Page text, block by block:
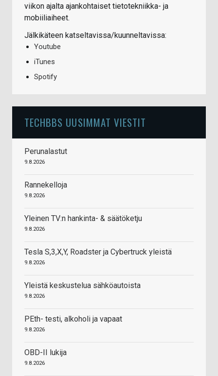
viikon ajalta ajankohtaiset tietotekniikka- ja
mobiiliaiheet.
Jälkikäteen katseltavissa/kuunneltavissa:
Youtube
iTunes
Spotify
TECHBBS UUSIMMAT VIESTIT
Perunalastut
9.8.2026
Rannekelloja
9.8.2026
Yleinen TV:n hankinta- & säätöketju
9.8.2026
Tesla S,3,X,Y, Roadster ja Cybertruck yleistä
9.8.2026
Yleistä keskustelua sähköautoista
9.8.2026
PEth- testi, alkoholi ja vapaat
9.8.2026
OBD-II lukija
9.8.2026